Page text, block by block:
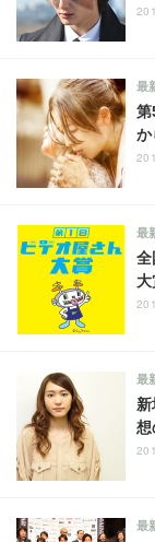
第
か
最
全
最
想
最
最